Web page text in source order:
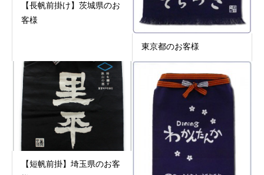
【長帆前掛け】茨城県のお
客様
東京都のお客様
【短帆前掛】埼玉県のお客